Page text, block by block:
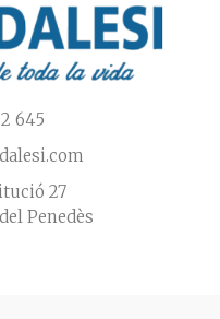
645
27
Penedès